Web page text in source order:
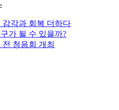
감각과 회복 더하다
가 될 수 있을까?
청음회 개최